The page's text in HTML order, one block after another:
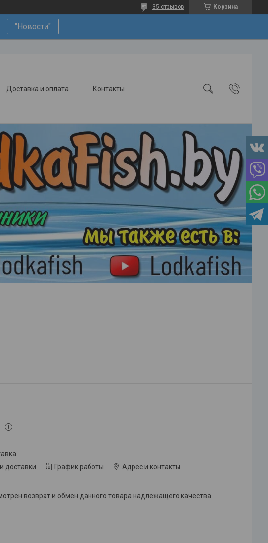
Корзина
35 отзывов
"Новости"
Доставка и оплата Контакты
доставки
График работы Адрес и контакты
возврат и обмен данного товара надлежащего качества